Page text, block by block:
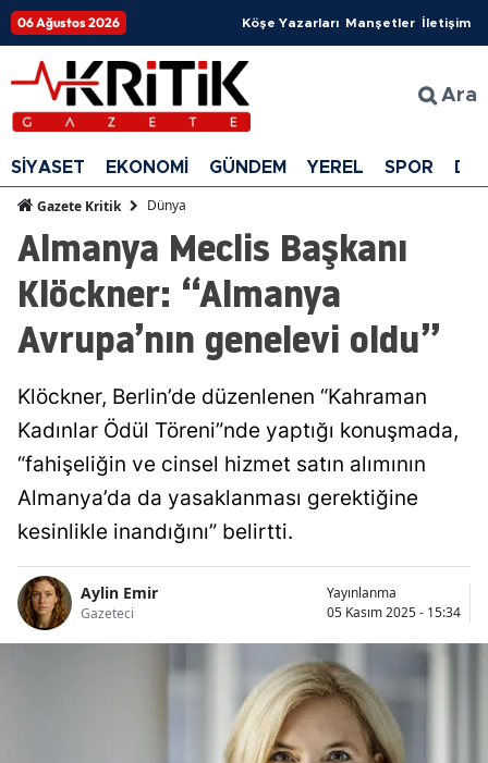
06 Ağustos 2026 Köşe Yazarları Manşetler İletişim
Ara
SİYASET EKONOMİ GÜNDEM YEREL SPOR
Gazete Kritik Dünya
Almanya Meclis Başkanı
Klöckner: “Almanya
Avrupa’nın genelevi oldu”
Klöckner, Berlin’de düzenlenen “Kahraman
Kadınlar Ödül Töreni”nde yaptığı konuşmada,
“fahişeliğin ve cinsel hizmet satın alımının
Almanya’da da yasaklanması gerektiğine
kesinlikle inandığını” belirtti.
Aylin Emir
Gazeteci
Yayınlanma
05 Kasım 2025 - 15:34